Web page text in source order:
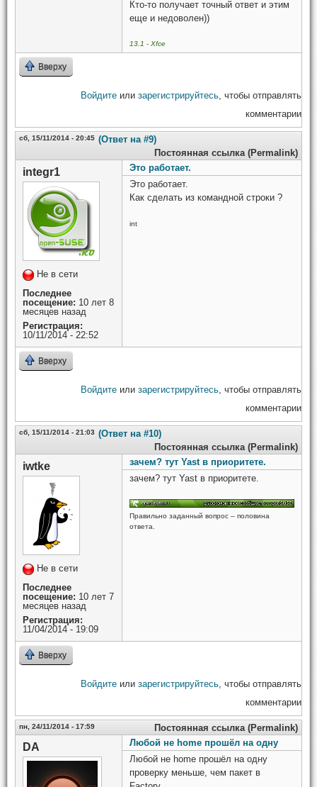
Кто-то получает точный ответ и этим
еще и недоволен))
13.1 - Xfce
Вверху
Войдите или зарегистрируйтесь, чтобы отправлять
комментарии
сб, 15/11/2014 - 20:45 (Ответ на #9)
Постоянная ссылка (Permalink)
integr1
Не в сети
Последнее
посещение: 10 лет 8
месяцев назад
Регистрация:
10/11/2014 - 22:52
Это работает.
Это работает.
Как сделать из командной строки ?
int
Вверху
Войдите или зарегистрируйтесь, чтобы отправлять
комментарии
сб, 15/11/2014 - 21:03 (Ответ на #10)
Постоянная ссылка (Permalink)
iwtke
Не в сети
Последнее
посещение: 10 лет 7
месяцев назад
Регистрация:
11/04/2014 - 19:09
зачем? тут Yast в приоритете.
зачем? тут Yast в приоритете.
Правильно заданный вопрос – половина
ответа.
Вверху
Войдите или зарегистрируйтесь, чтобы отправлять
комментарии
пн, 24/11/2014 - 17:59 Постоянная ссылка (Permalink)
DA
Любой не home прошёл на одну
Любой не home прошёл на одну
проверку меньше, чем пакет в